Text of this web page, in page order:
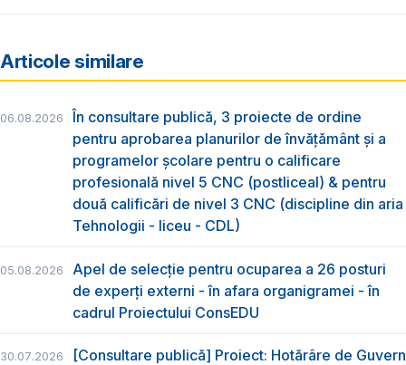
Articole similare
06.08.2026
În consultare publică, 3 proiecte de ordine
pentru aprobarea planurilor de învățământ și a
programelor școlare pentru o calificare
profesională nivel 5 CNC (postliceal) & pentru
două calificări de nivel 3 CNC (discipline din aria
Tehnologii - liceu - CDL)
05.08.2026
Apel de selecție pentru ocuparea a 26 posturi
de experți externi - în afara organigramei - în
cadrul Proiectului ConsEDU
30.07.2026
[Consultare publică] Proiect: Hotărâre de Guvern